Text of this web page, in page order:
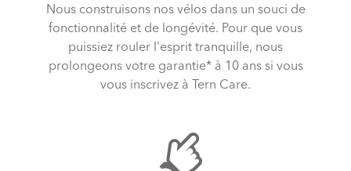
Nous construisons nos vélos dans un souci de
fonctionnalité et de longévité. Pour que vous
puissiez rouler l'esprit tranquille, nous
prolongeons votre garantie* à 10 ans si vous
vous inscrivez à Tern Care.